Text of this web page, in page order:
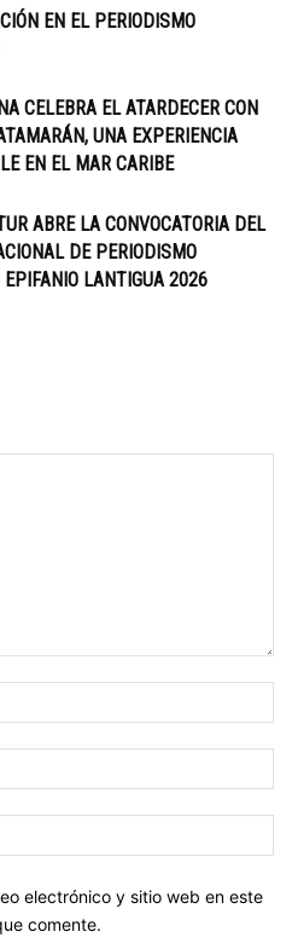
EN EL PERIODISMO
CELEBRA EL ATARDECER CON
UNA EXPERIENCIA
EN EL MAR CARIBE
ABRE LA CONVOCATORIA DEL
DE PERIODISMO
EPIFANIO LANTIGUA 2026
electrónico y sitio web en este
comente.